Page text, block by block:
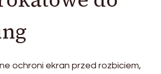
ochroni ekran przed rozbiciem,